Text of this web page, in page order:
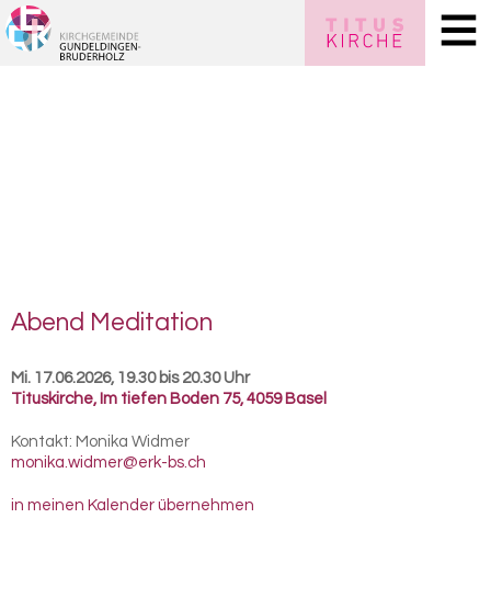
Abend Me­di­ta­ti­on
Mi. 17.06.2026, 19.30 bis 20.30 Uhr
Tituskirche, Im tiefen Boden 75, 4059 Basel
Kontakt: Monika Widmer
monika.widmer@erk-bs.ch
in meinen Kalender übernehmen